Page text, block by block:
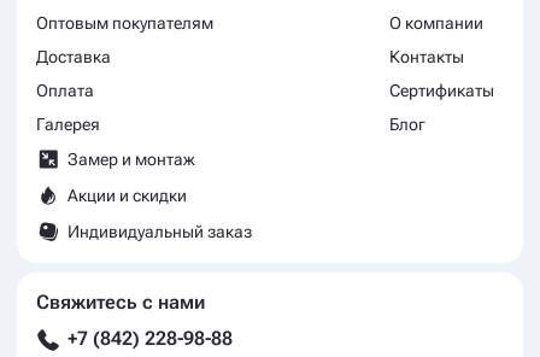
Оптовым покупателям
Доставка
Оплата
Галерея
Замер и монтаж
Акции и скидки
Индивидуальный заказ
О компании
Контакты
Сертификаты
Блог
Свяжитесь с нами
+7 (842) 228-98-88